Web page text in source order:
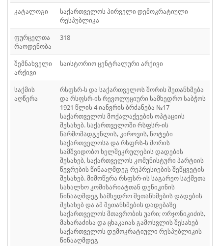
44
ᲤᲐᲘᲚᲘ 45
46
ᲤᲐᲘᲚᲘ 47
ᲤᲐᲘᲚᲘ 48
49
50
51
52
53
54
55
კატალოგი
საქართველოს პირველი დემოკრატიული
რესპუბლიკა
ფურცელთა
რაოდენობა
318
შემნახველი
არქივი
საისტორიო ცენტრალური არქივი
საქმის
აღწერა
რსფსრ-ს და საქართველოს შორის შეთანხმება
და რსფსრ-ის რევოლუციური სამხედრო საბჭოს
1921 წლის 4 იანვრის ბრძანება №17
საქართველოს მოქალაქეების ოპტაციის
შესახებ. საქართველოში რსფსრ-ის
წარმომადგენლის, კიროვის, ნოტები
საქართველოსა და რსფრს-ს შორის
სამშვიდობო ხელშეკრულების დადების
შესახებ, საქართველოს კომუნისტური პარტიის
წევრების წინააღმდეგ რეპრესიების შეწყვეტის
შესახებ. მიმოწერა რსფსრ-ის საგარეო საქმეთა
სახალხო კომისარიატთან დენიკინის
წინააღმდეგ სამხედრო შეთანხმების დადების
შესახებ და ამ შეთანხმების დადებაზე
საქართველოს მთავრობის უარი; ორჯონიკიძის,
მახარაძისა და ცხაკაიას გამოსვლის შესახებ
საქართველოს დემოკრატიული რესპუბლიკის
წინააღმდეგ